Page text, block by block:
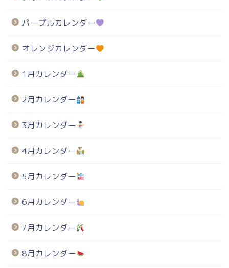
パープルカレンダー
オレンジカレンダー
1月カレンダー
2月カレンダー
3月カレンダー
4月カレンダー
5月カレンダー
6月カレンダー
7月カレンダー
8月カレンダー